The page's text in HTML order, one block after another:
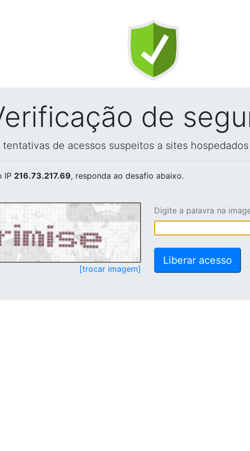
de
de acessos suspeitos a sites
IP 216.73.217.69, responda ao desafio abaixo.
[trocar imagem]
Digite a palavra na